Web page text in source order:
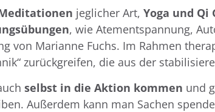
jeglicher Art, Yoga und Qi
, wie Atementspannung,
von Marianne Fuchs. Im Rahmen
zurückgreifen, die aus der
selbst in die Aktion kommen und
Außerdem kann man Sachen